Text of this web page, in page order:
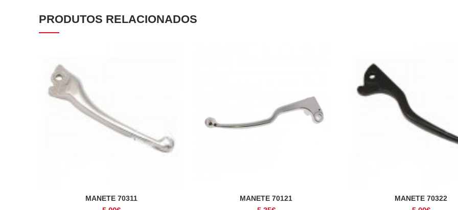
PRODUTOS RELACIONADOS
ADICIONAR
MANETE 70311 ADICIONAR
MANETE 70121 ADICIONAR
MANETE 70322